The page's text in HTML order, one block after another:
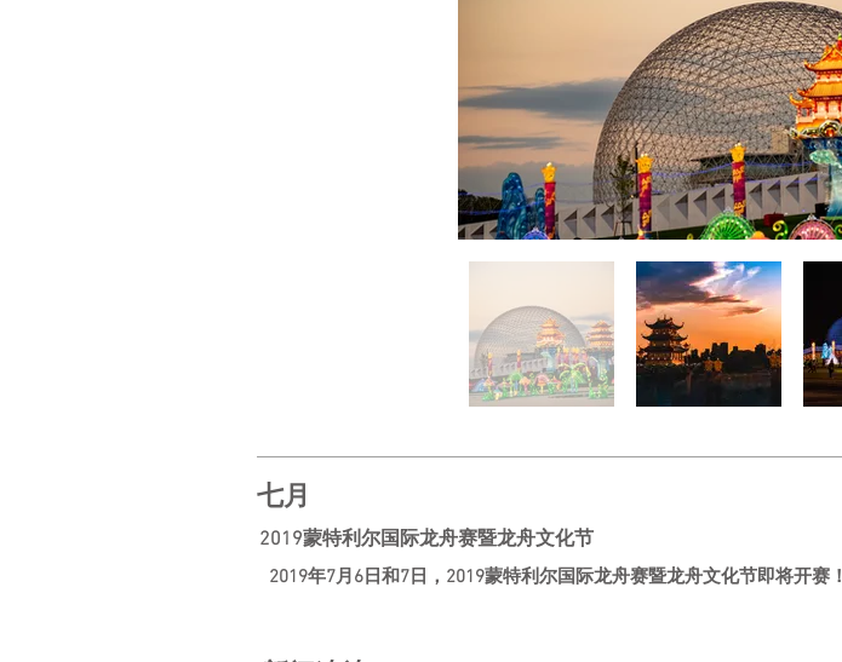
七月
2019蒙特利尔国际龙舟赛暨龙舟文化节
2019年7月6日和7日，2019蒙特利尔国际龙舟赛暨龙舟文化节即将开赛！